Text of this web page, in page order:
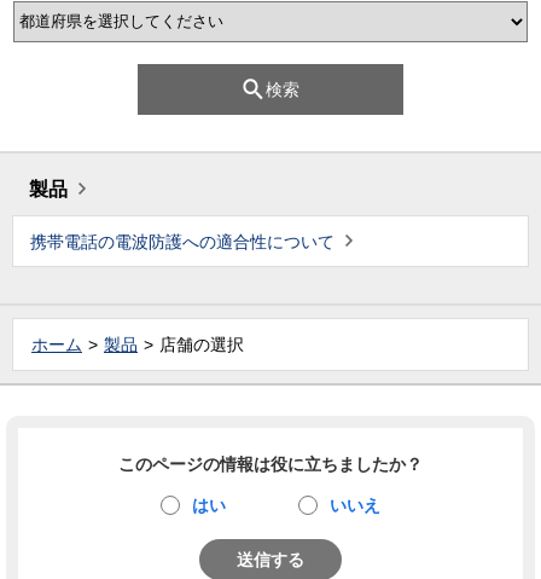
検索
製品
携帯電話の電波防護への適合性について
ホーム 製品 店舗の選択
このページの情報は役に立ちましたか？
はい いいえ
送信する